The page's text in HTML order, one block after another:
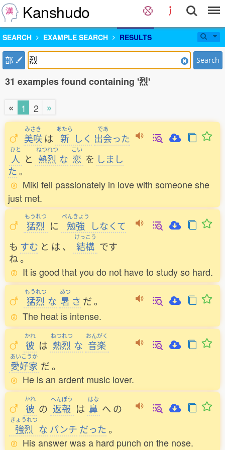
Kanshudo
SEARCH EXAMPLE SEARCH RESULTS
部 Search
31 examples found containing '烈'
« 1 2 »
みさき
美咲 は
あたら
新 しく
であ
出会った
ひと
人 と
ねつれつ
熱烈 な
こい
恋 を しまし
た。
Miki fell passionately in love with someone she
just met.
もうれつ
猛烈 に
べんきょう
勉強
しなくて
も すむ と は 、
けっこう
結構 です
ね。
It is good that you do not have to study so hard.
もうれつ
猛烈 な
あつ
暑 さ だ。
The heat is intense.
かれ
彼 は
ねつれつ
熱烈 な
おんがく
音楽
あいこうか
愛好家 だ。
He is an ardent music lover.
かれ
彼 の
へんぽう
返報 は
はな
鼻 へ の
きょうれつ
強烈 な パンチ だった。
His answer was a hard punch on the nose.